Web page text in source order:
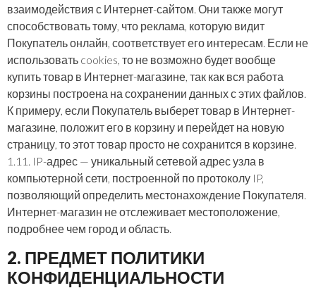
взаимодействия с Интернет-сайтом. Они также могут
способствовать тому, что реклама, которую видит
Покупатель онлайн, соответствует его интересам. Если не
использовать cookies, то не возможно будет вообще
купить товар в Интернет-магазине, так как вся работа
корзины построена на сохранении данных с этих файлов.
К примеру, если Покупатель выберет товар в Интернет-
магазине, положит его в корзину и перейдет на новую
страницу, то этот товар просто не сохранится в корзине.
1.11. IP-адрес — уникальный сетевой адрес узла в
компьютерной сети, построенной по протоколу IP,
позволяющий определить местонахождение Покупателя.
Интернет-магазин не отслеживает местоположение,
подробнее чем город и область.
2. ПРЕДМЕТ ПОЛИТИКИ
КОНФИДЕНЦИАЛЬНОСТИ